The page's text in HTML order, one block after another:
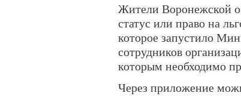
Жители Воронежской
статус или право на
которое запустило
сотрудников
которым необходимо
Через приложение